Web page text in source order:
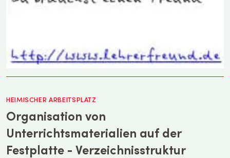
HEIMISCHER ARBEITSPLATZ
Organisation von
Unterrichtsmaterialien auf der
Festplatte - Verzeichnisstruktur